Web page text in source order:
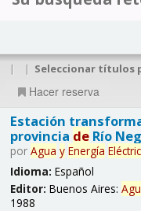
| | Seleccionar títulos
Hacer reserva
Estación
provincia deRío
por Agua y Energía
Idioma: Español
Editor: Buenos Aires:
1988